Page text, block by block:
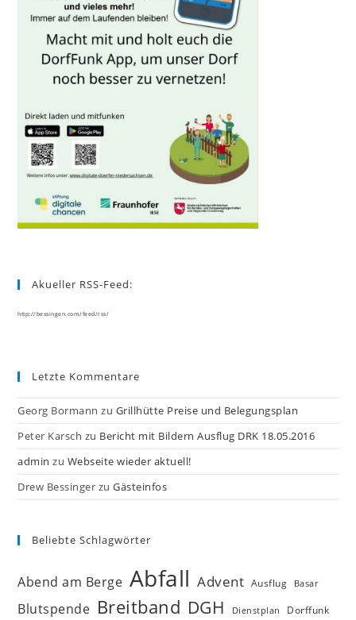
Akueller RSS-Feed:
http://bessingen.com/feed/rss/
Letzte Kommentare
Georg Bormann zu Grillhütte Preise und Belegungsplan
Peter Karsch zu Bericht mit Bildern Ausflug DRK 18.05.2016
admin zu Webseite wieder aktuell!
Drew Bessinger zu Gästeinfos
Beliebte Schlagwörter
Abend am Berge Abfall Advent Ausflug Basar
Blutspende Breitband DGH Dienstplan Dorffunk